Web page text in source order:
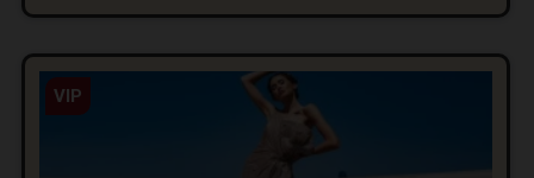
VIP